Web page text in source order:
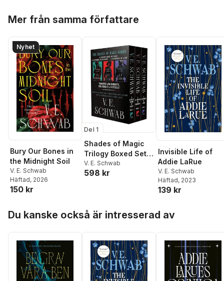
Mer från samma författare
Nyhet
Bury Our Bones in
the Midnight Soil
V. E. Schwab
Häftad, 2026
150 kr
Del 1
Shades of Magic
Trilogy Boxed Set:
A Darker Shade of
Magic, a Gathering
V. E. Schwab
598 kr
Invisible Life of
Addie LaRue
V. E. Schwab
Häftad, 2023
139 kr
Du kanske också är intresserad av